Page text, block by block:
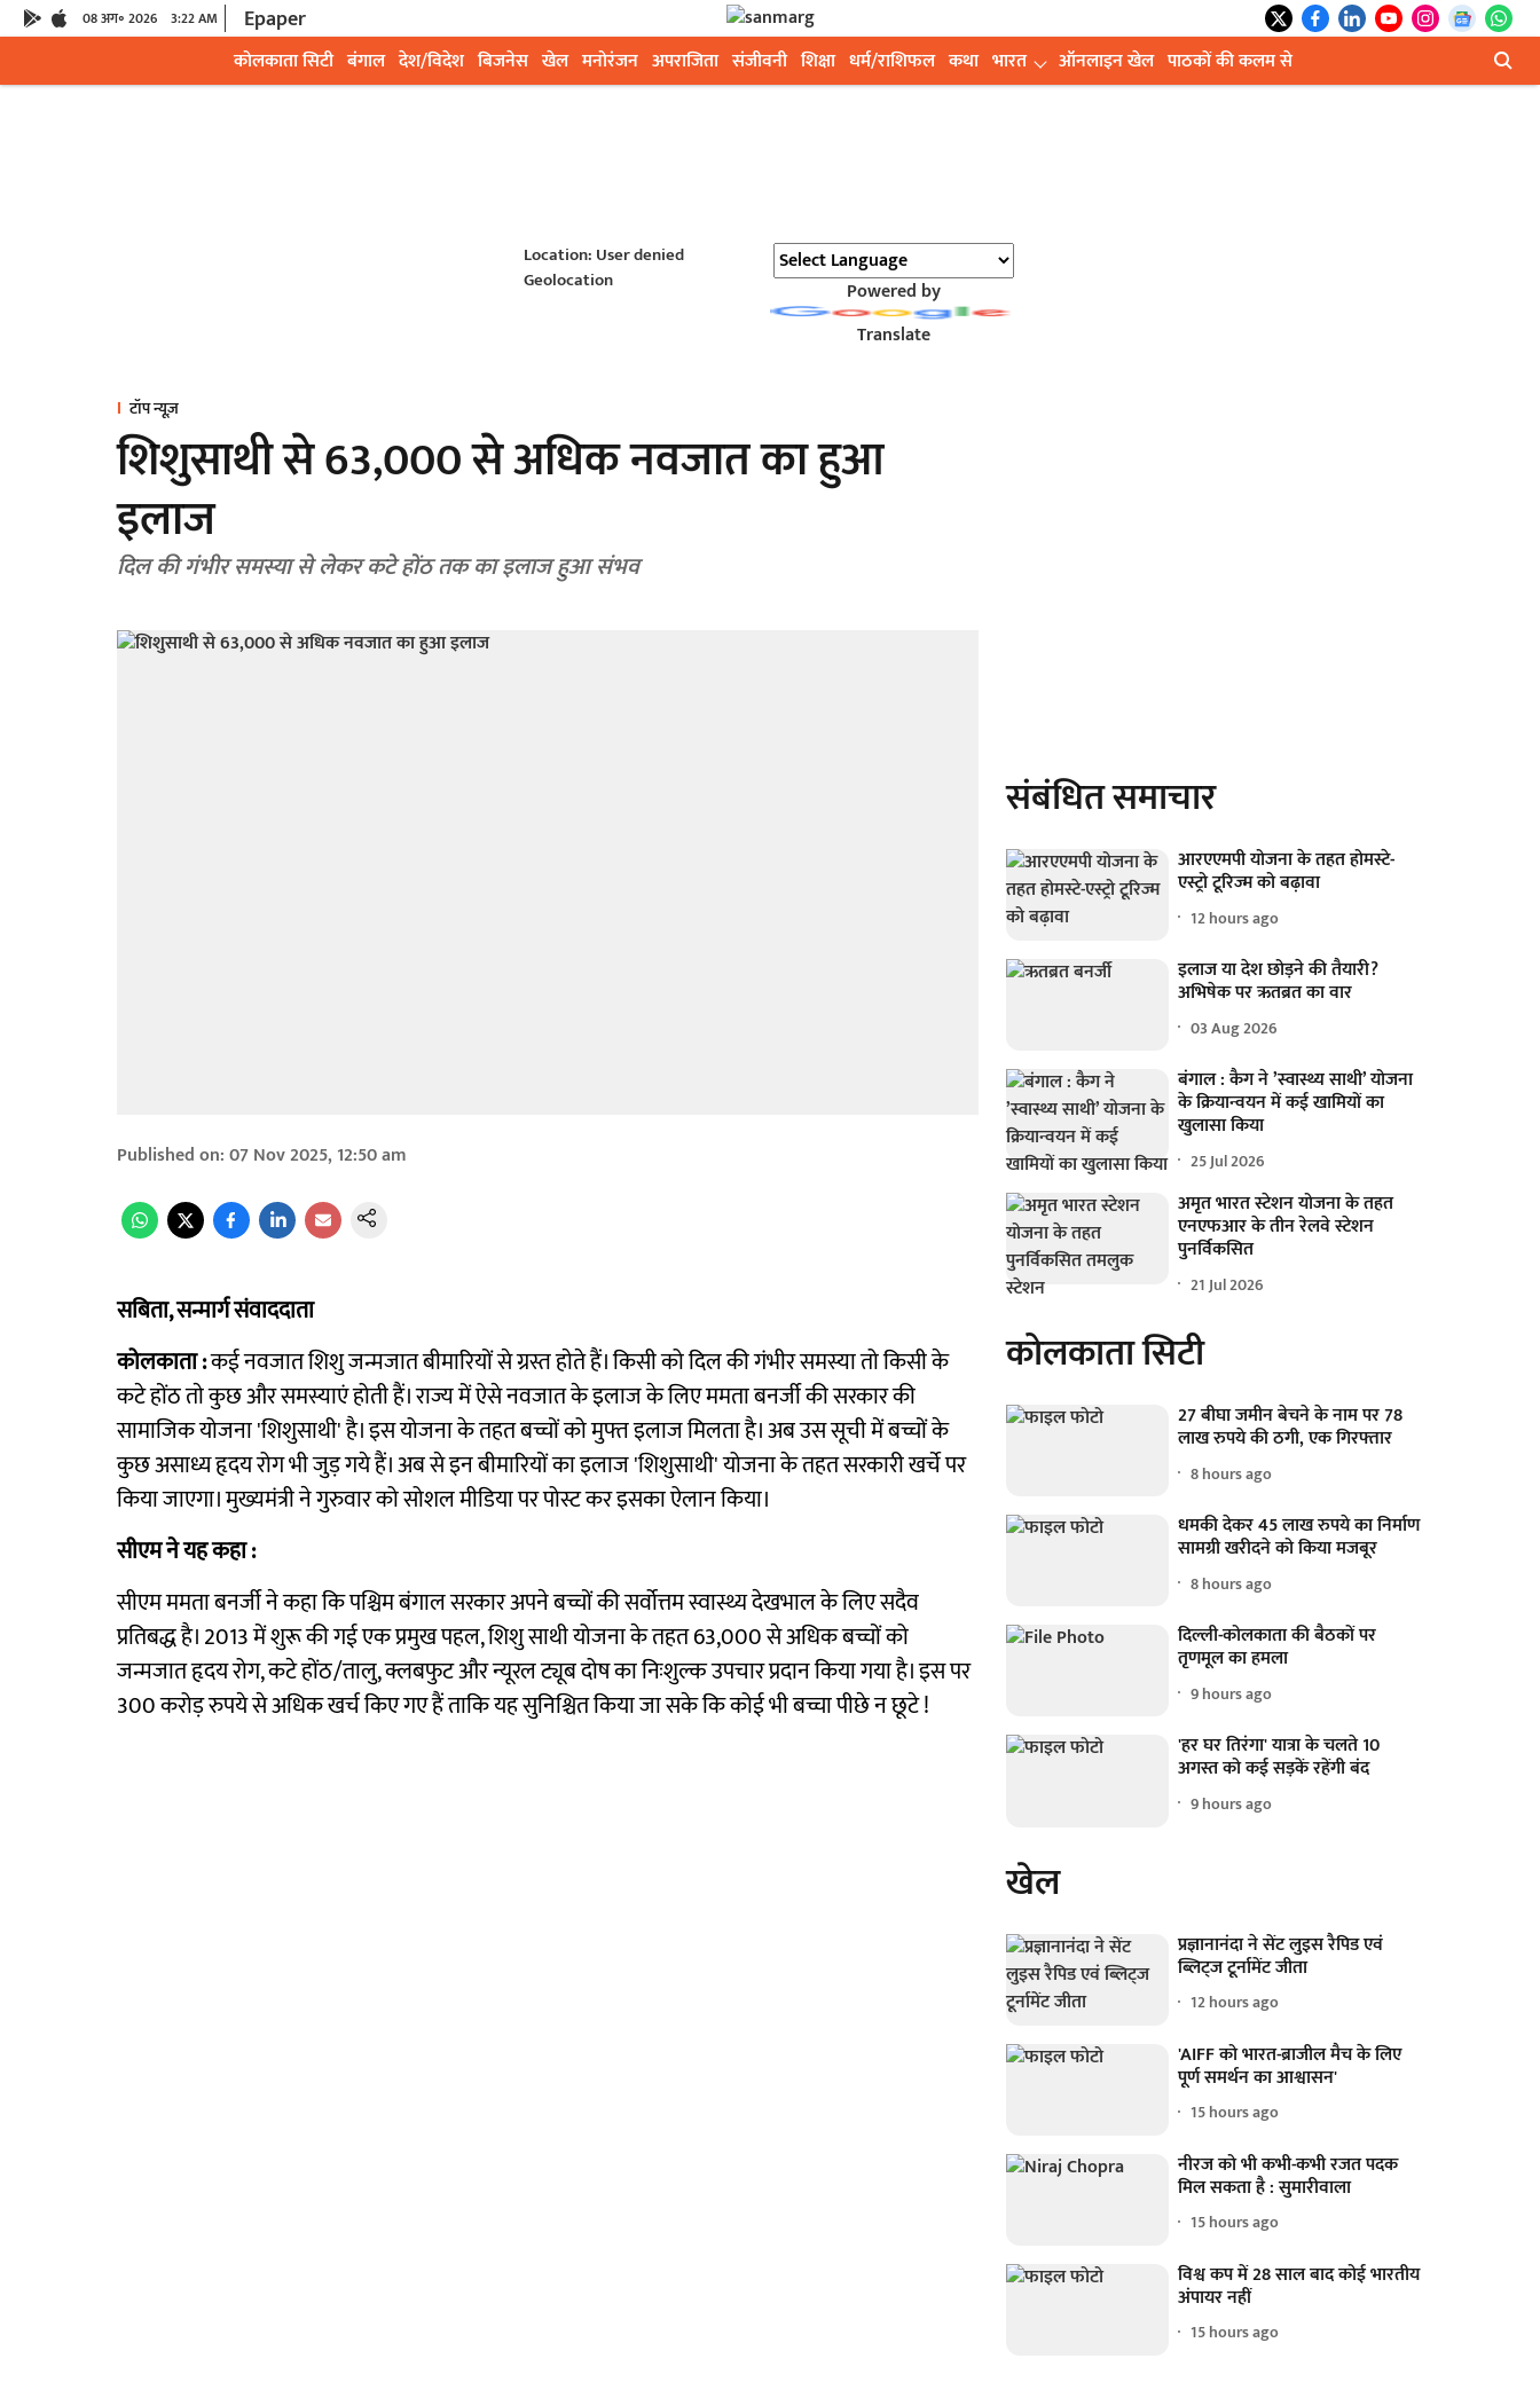
08 अग॰ 2026 3:22 AM Epaper
कोलकाता सिटी बंगाल देश/विदेश बिजनेस खेल मनोरंजन अपराजिता संजीवनी शिक्षा धर्म/राशिफल कथा भारत ऑनलाइन खेल पाठकों की कलम से
Location: User denied
Geolocation
Powered by
Translate
टॉप न्यूज़
शिशुसाथी से 63,000 से अधिक नवजात का हुआ
इलाज
दिल की गंभीर समस्या से लेकर कटे होंठ तक का इलाज हुआ संभव
Published on:07 Nov 2025, 12:50 am
सबिता, सन्मार्ग संवाददाता
कोलकाता :कई नवजात शिशु जन्मजात बीमारियों से ग्रस्त हाेते हैं। किसी को दिल की गंभीर समस्या तो किसी के
कटे होंठ ताे कुछ और समस्याएं होती हैं। राज्य में ऐसे नवजात के इलाज के लिए ममता बनर्जी की सरकार की
सामाजिक योजना 'शिशुसाथी' है। इस योजना के तहत बच्चों को मुफ्त इलाज मिलता है। अब उस सूची में बच्चों के
कुछ असाध्य हृदय रोग भी जुड़ गये हैं। अब से इन बीमारियों का इलाज 'शिशुसाथी' योजना के तहत सरकारी खर्चे पर
किया जाएगा। मुख्यमंत्री ने गुरुवार को सोशल मीडिया पर पोस्ट कर इसका ऐलान किया।
सीएम ने यह कहा :
सीएम ममता बनर्जी ने कहा कि पश्चिम बंगाल सरकार अपने बच्चों की सर्वोत्तम स्वास्थ्य देखभाल के लिए सदैव
प्रतिबद्ध है। 2013 में शुरू की गई एक प्रमुख पहल, शिशु साथी योजना के तहत 63,000 से अधिक बच्चों को
जन्मजात हृदय रोग, कटे होंठ/तालु, क्लबफुट और न्यूरल ट्यूब दोष का निःशुल्क उपचार प्रदान किया गया है। इस पर
300 करोड़ रुपये से अधिक खर्च किए गए हैं ताकि यह सुनिश्चित किया जा सके कि कोई भी बच्चा पीछे न छूटे !
संबंधित समाचार
आरएएमपी योजना के तहत होमस्टे-
एस्ट्रो टूरिज्म को बढ़ावा
12 hours ago
इलाज या देश छोड़ने की तैयारी?
अभिषेक पर ऋतब्रत का वार
03 Aug 2026
बंगाल : कैग ने ’स्वास्थ्य साथी’ योजना
के क्रियान्वयन में कई खामियों का
खुलासा किया
25 Jul 2026
अमृत भारत स्टेशन योजना के तहत
एनएफआर के तीन रेलवे स्टेशन
पुनर्विकसित
21 Jul 2026
कोलकाता सिटी
27 बीघा जमीन बेचने के नाम पर 78
लाख रुपये की ठगी, एक गिरफ्तार
8 hours ago
धमकी देकर 45 लाख रुपये का निर्माण
सामग्री खरीदने को किया मजबूर
8 hours ago
दिल्ली-कोलकाता की बैठकों पर
तृणमूल का हमला
9 hours ago
'हर घर तिरंगा' यात्रा के चलते 10
अगस्त को कई सड़कें रहेंगी बंद
9 hours ago
खेल
प्रज्ञानानंदा ने सेंट लुइस रैपिड एवं
ब्लिट्ज टूर्नामेंट जीता
12 hours ago
'AIFF को भारत-ब्राजील मैच के लिए
पूर्ण समर्थन का आश्वासन'
15 hours ago
नीरज को भी कभी-कभी रजत पदक
मिल सकता है : सुमारीवाला
15 hours ago
विश्व कप में 28 साल बाद कोई भारतीय
अंपायर नहीं
15 hours ago